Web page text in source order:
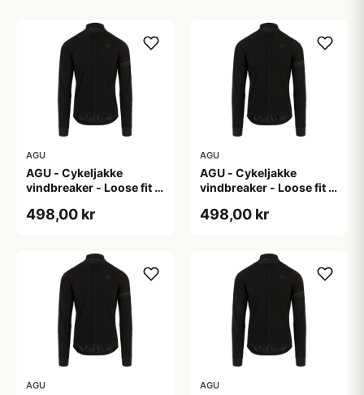
AGU
AGU - Cykeljakke
vindbreaker - Loose fit -
498,00 kr
AGU
AGU - Cykeljakke
vindbreaker - Loose fit -
498,00 kr
AGU AGU